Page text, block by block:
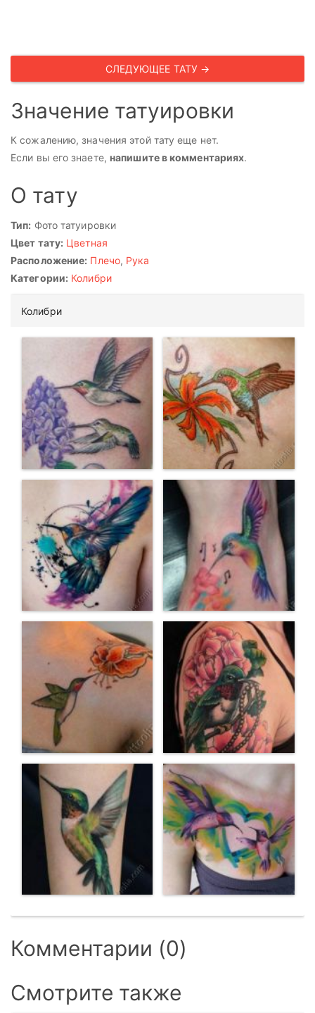
СЛЕДУЮЩЕЕ ТАТУ →
Значение татуировки
К сожалению, значения этой тату еще нет.
Если вы его знаете, напишите в комментариях.
О тату
Тип: Фото татуировки
Цвет тату: Цветная
Расположение: Плечо, Рука
Категории: Колибри
Колибри
Комментарии (0)
Смотрите также